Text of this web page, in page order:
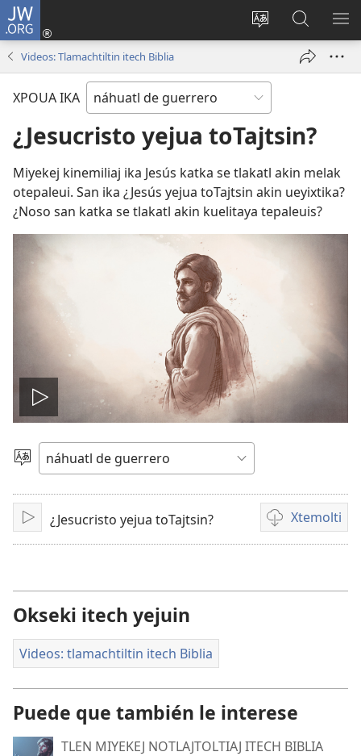
JW.ORG
Xpatili
ipan sitio
Iniciar
sesión
nueva
Xtejtemo
ipan
jw.org
Videos: Tlamachtiltin itech Biblia
XPOUA IKA
¿Jesucristo yejua toTajtsin?
Miyekej kinemiliaj ika Jesús katka se tlakatl akin melak
otepaleui. San ika ¿Jesús yejua toTajtsin akin ueyixtika?
¿Noso san katka se tlakatl akin kuelitaya tepaleuis?
Reproducir
video
Xtlapejpeni
tlen
tlajtojli
Xkaki¿Jesucristo yejua toTajtsin? Xtemolti
Kenon
tikintemoltis
Okseki itech yejuin
Videos: tlamachtiltin itech Biblia
Puede que también le interese
TLEN MIYEKEJ NOTLAJTOLTIAJ ITECH BIBLIA